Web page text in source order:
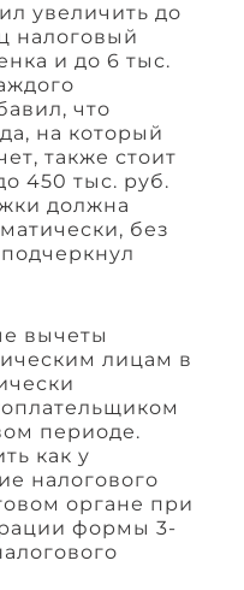
увеличить до
налоговый
и до 6 тыс.
что
на который
также стоит
450 тыс. руб.
должна
без
вычеты
лицам в
периоде.
как у
налогового
органе при
формы 3-